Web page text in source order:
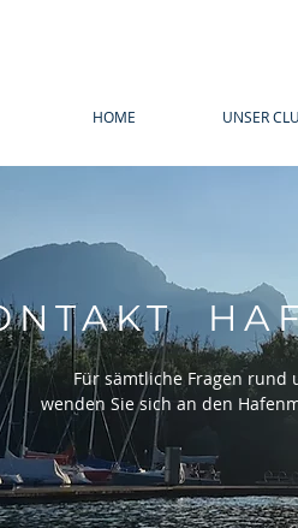
HOME UNSER
Für sämtliche Fragen rund
wenden Sie sich an den